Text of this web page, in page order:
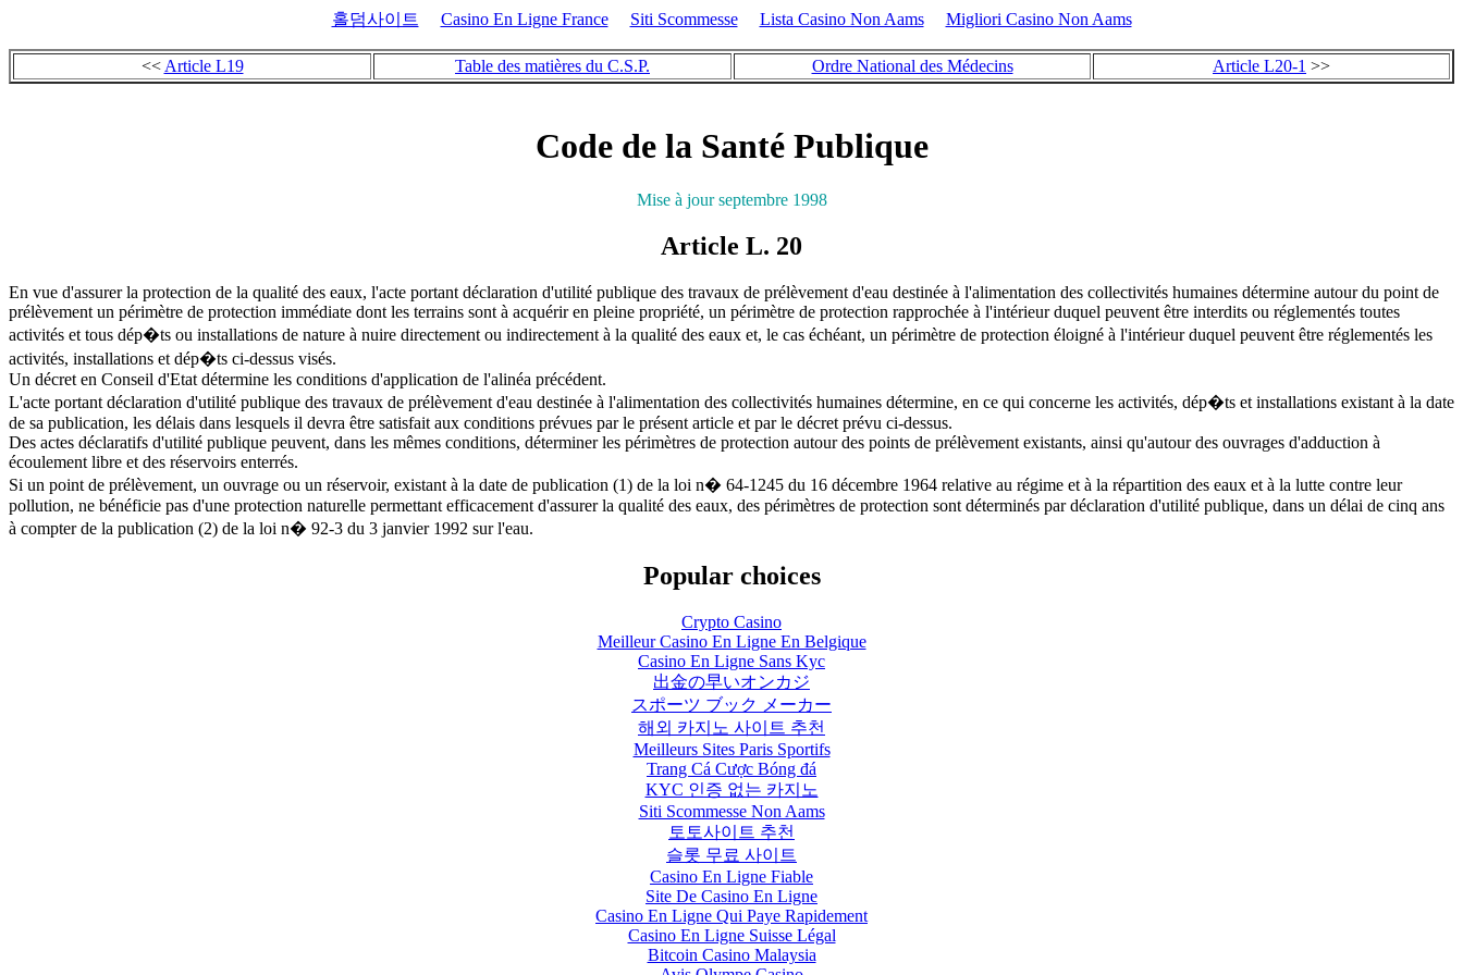
홀덤사이트 Casino En Ligne France Siti Scommesse Lista Casino Non Aams Migliori Casino Non Aams
<< Article L19 Table des matières du C.S.P. Ordre National des Médecins Article L20-1 >>
Code de la Santé Publique
Mise à jour septembre 1998
Article L. 20
En vue d'assurer la protection de la qualité des eaux, l'acte portant déclaration d'utilité publique des travaux de prélèvement d'eau destinée à l'alimentation des collectivités humaines détermine autour du point de
prélèvement un périmètre de protection immédiate dont les terrains sont à acquérir en pleine propriété, un périmètre de protection rapprochée à l'intérieur duquel peuvent être interdits ou réglementés toutes
activités et tous dép�ts ou installations de nature à nuire directement ou indirectement à la qualité des eaux et, le cas échéant, un périmètre de protection éloigné à l'intérieur duquel peuvent être réglementés les
activités, installations et dép�ts ci-dessus visés.
Un décret en Conseil d'Etat détermine les conditions d'application de l'alinéa précédent.
L'acte portant déclaration d'utilité publique des travaux de prélèvement d'eau destinée à l'alimentation des collectivités humaines détermine, en ce qui concerne les activités, dép�ts et installations existant à la date
de sa publication, les délais dans lesquels il devra être satisfait aux conditions prévues par le présent article et par le décret prévu ci-dessus.
Des actes déclaratifs d'utilité publique peuvent, dans les mêmes conditions, déterminer les périmètres de protection autour des points de prélèvement existants, ainsi qu'autour des ouvrages d'adduction à
écoulement libre et des réservoirs enterrés.
Si un point de prélèvement, un ouvrage ou un réservoir, existant à la date de publication (1) de la loi n� 64-1245 du 16 décembre 1964 relative au régime et à la répartition des eaux et à la lutte contre leur
pollution, ne bénéficie pas d'une protection naturelle permettant efficacement d'assurer la qualité des eaux, des périmètres de protection sont déterminés par déclaration d'utilité publique, dans un délai de cinq ans
à compter de la publication (2) de la loi n� 92-3 du 3 janvier 1992 sur l'eau.
Popular choices
Crypto Casino
Meilleur Casino En Ligne En Belgique
Casino En Ligne Sans Kyc
出金の早いオンカジ
スポーツ ブック メーカー
해외 카지노 사이트 추천
Meilleurs Sites Paris Sportifs
Trang Cá Cược Bóng đá
KYC 인증 없는 카지노
Siti Scommesse Non Aams
토토사이트 추천
슬롯 무료 사이트
Casino En Ligne Fiable
Site De Casino En Ligne
Casino En Ligne Qui Paye Rapidement
Casino En Ligne Suisse Légal
Bitcoin Casino Malaysia